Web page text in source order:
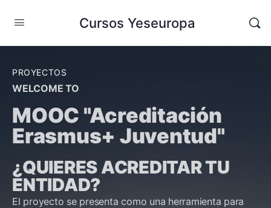
Cursos Yeseuropa
PROYECTOS
WELCOME TO
MOOC "Acreditación
Erasmus+ Juventud"
¿QUIERES ACREDITAR TU
ENTIDAD?
El proyecto se presenta como una herramienta para